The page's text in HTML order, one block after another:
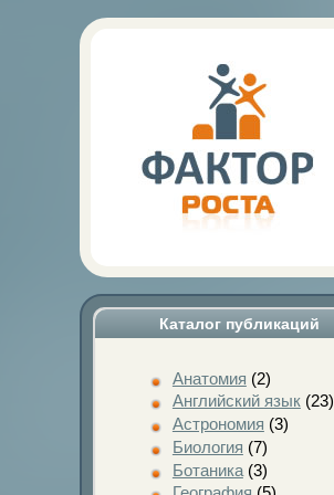
Каталог публикаций
Анатомия (2)
Английский язык(23)
Астрономия (3)
Биология (7)
Ботаника(3)